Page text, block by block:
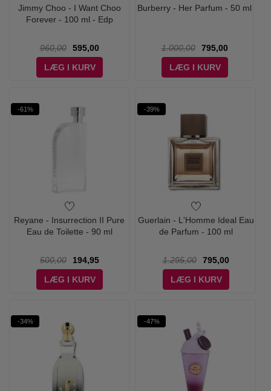
Jimmy Choo - I Want Choo
Forever - 100 ml - Edp
960,00
595,00
LÆG I KURV
Burberry - Her Parfum - 50 ml
1.000,00
795,00
LÆG I KURV
-61%
Reyane - Insurrection II Pure
Eau de Toilette - 90 ml
500,00
194,95
LÆG I KURV
-39%
Guerlain - L'Homme Ideal Eau
de Parfum - 100 ml
1.295,00
795,00
LÆG I KURV
-34% -47%